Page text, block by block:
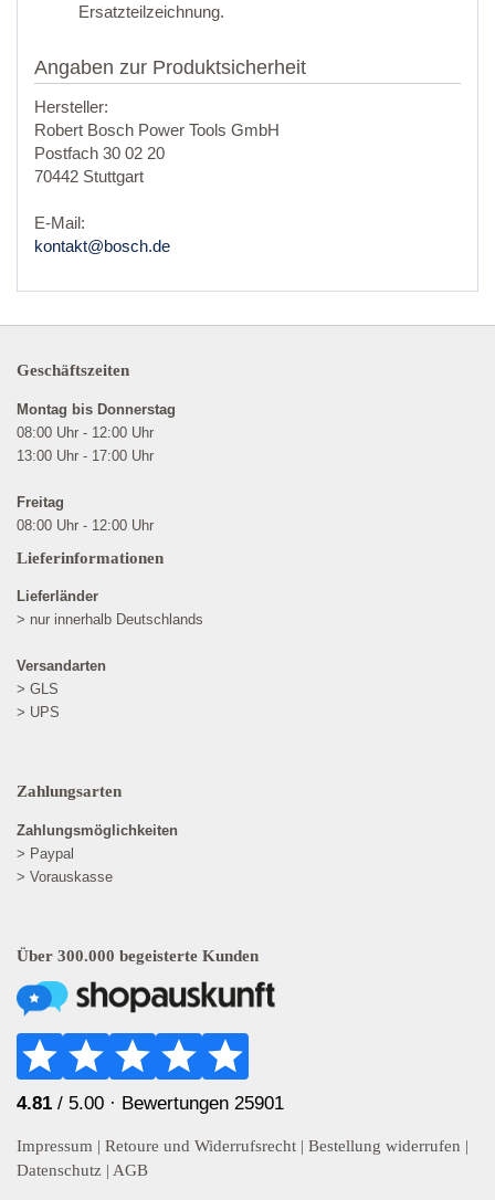
Ersatzteilzeichnung.
Angaben zur Produktsicherheit
Hersteller:
Robert Bosch Power Tools GmbH
Postfach 30 02 20
70442 Stuttgart
E-Mail:
kontakt@bosch.de
Geschäftszeiten
Montag bis Donnerstag
08:00 Uhr - 12:00 Uhr
13:00 Uhr - 17:00 Uhr
Freitag
08:00 Uhr - 12:00 Uhr
Lieferinformationen
Lieferländer
> nur innerhalb Deutschlands
Versandarten
> GLS
> UPS
Zahlungsarten
Zahlungsmöglichkeiten
> Paypal
> Vorauskasse
Über 300.000 begeisterte Kunden
4.81 / 5.00 · Bewertungen 25901
Impressum | Retoure und Widerrufsrecht | Bestellung widerrufen |
Datenschutz | AGB